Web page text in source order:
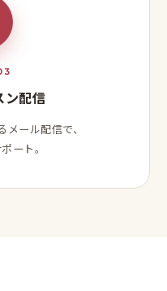
ン配信
ール配信で、
ート。